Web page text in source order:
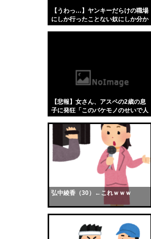
【うわっ…】ヤンキーだらけの職場
にしか行ったことない奴にしか分か
【悲報】女さん、アスペの2歳の息
子に発狂「このバケモノのせいで人
う？？？？？
弘中綾香（30）←これｗｗｗ